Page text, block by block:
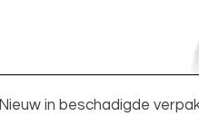
Nieuw in beschadigde